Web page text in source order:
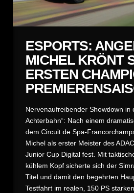
ESPORTS:
MICHEL KRÖNT
ERSTEN
Nervenaufreibender Showdown in
Achterbahn“: Nach einem
dem Circuit de Spa-
Michel als erster Meister des
Junior Cup Digital fest. Mit
kühlem Kopf sicherte sich der
Titel und damit den begehrten
Testfahrt im realen, 150 PS